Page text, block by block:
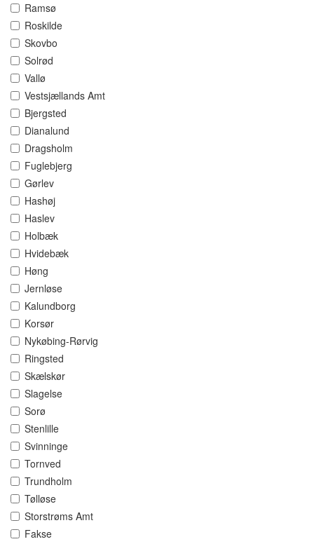
Ramsø
Roskilde
Skovbo
Solrød
Vallø
Vestsjællands Amt
Bjergsted
Dianalund
Dragsholm
Fuglebjerg
Gørlev
Hashøj
Haslev
Holbæk
Hvidebæk
Høng
Jernløse
Kalundborg
Korsør
Nykøbing-Rørvig
Ringsted
Skælskør
Slagelse
Sorø
Stenlille
Svinninge
Tornved
Trundholm
Tølløse
Storstrøms Amt
Fakse